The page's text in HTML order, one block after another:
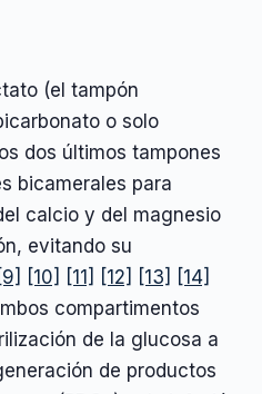
(el tampón
o solo
dos últimos tampones
bicamerales para
calcio y del magnesio
evitando su
[9] [10] [11] [12] [13] [14]
compartimentos
de la glucosa a
de productos